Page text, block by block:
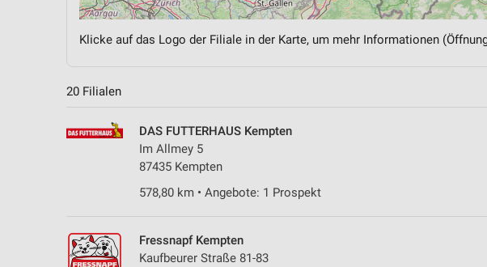
Klicke auf das Logo der Filiale in der Karte, um mehr Informationen
20 Filialen
DAS FUTTERHAUS Kempten
Im Allmey 5
87435 Kempten
578,80 km • Angebote: 1 Prospekt
Fressnapf Kempten
Kaufbeurer Straße 81-83